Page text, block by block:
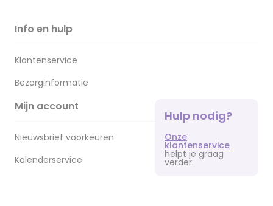
Info en hulp
Klantenservice
Bezorginformatie
Mijn account
Nieuwsbrief voorkeuren
Kalenderservice
Hulp nodig?
Onze
klantenservice
helpt je graag
verder.